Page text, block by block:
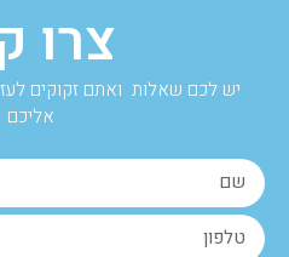
צרו
יש לכם שאלות ואתם זקוקים
אליכם